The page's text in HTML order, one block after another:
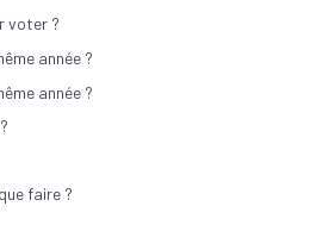
voter ?
année ?
année ?
faire ?